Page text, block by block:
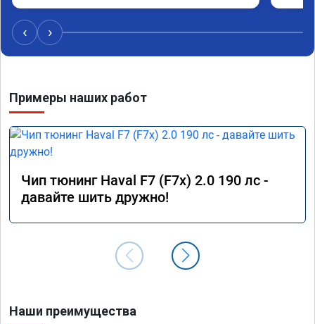
‹ ›
Примеры наших работ
Чип тюнинг Haval F7 (F7x) 2.0 190 лс -
давайте шить дружно!
Наши преимущества